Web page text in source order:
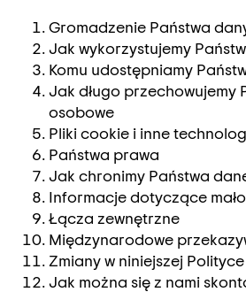
Gromadzenie Państwa
Jak wykorzystujemy
Komu udostępniamy
Jak długo przechowujemy
osobowe
Pliki cookie i inne
Państwa prawa
Jak chronimy Państwa
Informacje dotyczące
Łącza zewnętrzne
Międzynarodowe
Zmiany w niniejszej
Jak można się z nami